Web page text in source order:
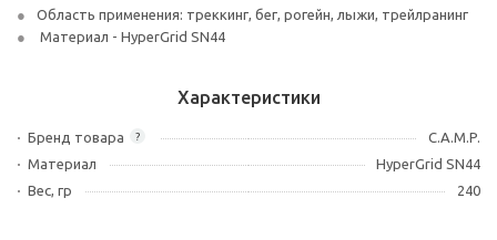
Область применения: треккинг, бег, рогейн, лыжи, трейлранинг
Материал - HyperGrid SN44
Характеристики
?
Бренд товара
C.A.M.P.
Материал
HyperGrid SN44
Вес, гр
240